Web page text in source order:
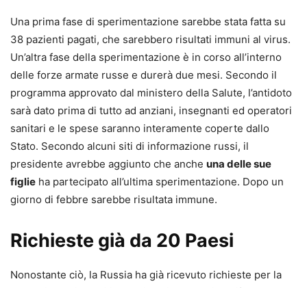
Una prima fase di sperimentazione sarebbe stata fatta su
38 pazienti pagati, che sarebbero risultati immuni al virus.
Un’altra fase della sperimentazione è in corso all’interno
delle forze armate russe e durerà due mesi. Secondo il
programma approvato dal ministero della Salute, l’antidoto
sarà dato prima di tutto ad anziani, insegnanti ed operatori
sanitari e le spese saranno interamente coperte dallo
Stato. Secondo alcuni siti di informazione russi, il
presidente avrebbe aggiunto che anche una delle sue
figlie ha partecipato all’ultima sperimentazione. Dopo un
giorno di febbre sarebbe risultata immune.
Richieste già da 20 Paesi
Nonostante ciò, la Russia ha già ricevuto richieste per la